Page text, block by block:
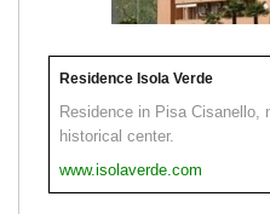
Residence Isola Verde
Residence in Pisa Cisanello,
historical center.
www.isolaverde.com